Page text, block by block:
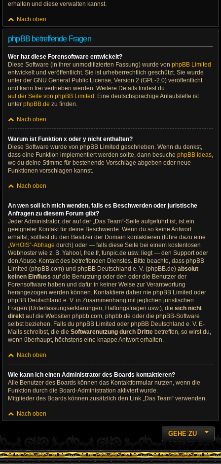
erhalten und diese verwalten kannst.
Nach oben
phpBB betreffende Fragen
Wer hat diese Forensoftware entwickelt?
Diese Software (in ihrer unmodifizierten Fassung) wurde von phpBB Limited
entwickelt und veröffentlicht. Sie ist urheberrechtlich geschützt. Sie wurde
unter der GNU General Public License, Version 2 (GPL-2.0) veröffentlicht
und kann frei vertrieben werden. Weitere Details findest du
auf der Seite von phpBB Limited . Eine deutschsprachige Anlaufstelle ist
unter phpBB.de zu finden.
Nach oben
Warum ist Funktion x oder y nicht enthalten?
Diese Software wurde von phpBB Limited geschrieben. Wenn du denkst,
dass eine Funktion implementiert werden sollte, dann besuche phpBB Ideas,
wo du deine Stimme für bestehende Vorschläge abgeben oder neue
Funktionen vorschlagen kannst.
Nach oben
An wen soll ich mich wenden, falls es Beschwerden oder juristische
Anfragen zu diesem Forum gibt?
Jeder Administrator, der auf der „Das Team“-Seite aufgeführt ist, ist ein
geeigneter Kontakt für deine Beschwerde. Wenn du so keine Antwort
erhältst, solltest du den Besitzer der Domain kontaktieren (führe dazu eine
„WHOIS“-Abfrage durch) oder — falls diese Seite bei einem kostenlosen
Webhoster wie z. B. Yahoo!, free.fr, funpic.de usw. liegt — den Support oder
den Abuse-Kontakt des betreffenden Dienstes. Bitte beachte, dass phpBB
Limited (phpBB.com) und phpBB Deutschland e. V. (phpBB.de) absolut
keinen Einfluss auf die Benutzung oder den oder die Benutzer der
Forensoftware haben und dafür in keiner Weise zur Verantwortung
herangezogen werden können. Kontaktiere daher nie phpBB Limited oder
phpBB Deutschland e. V. in Zusammenhang mit jeglichen juristischen
Fragen (Unterlassungserklärungen, Haftungsfragen usw.), die sich nicht
direkt auf die Websiten phpbb.com, phpbb.de oder die phpBB-Software
selbst beziehen. Falls du phpBB Limited oder phpBB Deutschland e. V. E-
Mails schreibst, die die Softwarenutzung durch Dritte betreffen, so wirst du,
wenn überhaupt, höchstens eine knappe Antwort erhalten.
Nach oben
Wie kann ich einen Administrator des Boards kontaktieren?
Alle Benutzer des Boards können das Kontaktformular nutzen, wenn die
Funktion durch die Board-Administration aktiviert wurde.
Mitglieder des Boards können zusätzlich den Link „Das Team“ verwenden.
Nach oben
GEHE ZU